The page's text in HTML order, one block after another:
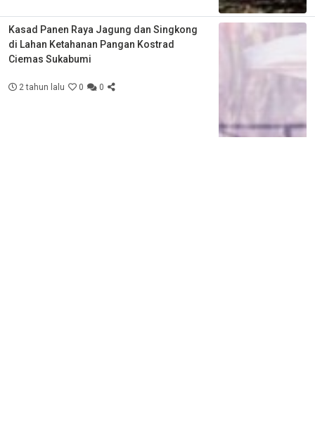
Kasad Panen Raya Jagung dan Singkong
di Lahan Ketahanan Pangan Kostrad
Ciemas Sukabumi
2 tahun lalu 0 0